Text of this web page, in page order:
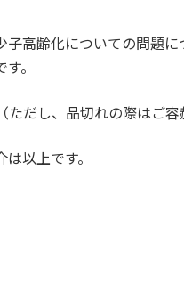
高齢化についての問題に
。
だし、品切れの際はご容
以上です。